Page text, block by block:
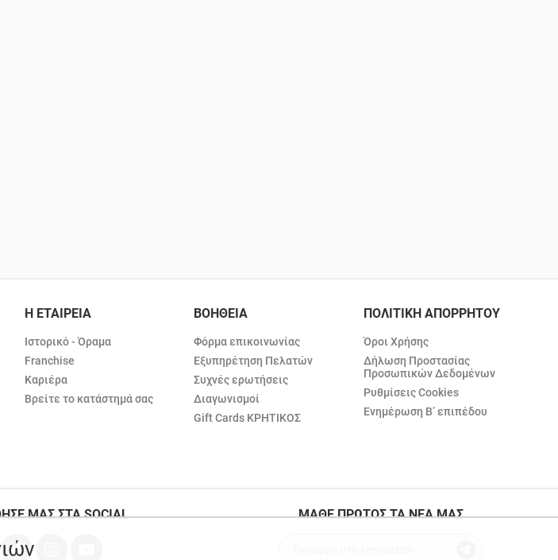
Η ΕΤΑΙΡΕΙΑ
Ιστορικό - Όραμα
Franchise
Καριέρα
Βρείτε το κατάστημά σας
ΒΟΗΘΕΙΑ
Φόρμα επικοινωνίας
Εξυπηρέτηση Πελατών
Συχνές ερωτήσεις
Διαγωνισμοί
Gift Cards ΚΡΗΤΙΚΟΣ
ΠΟΛΙΤΙΚΗ ΑΠΟΡΡΗΤΟΥ
Όροι Χρήσης
Δήλωση Προστασίας
Προσωπικών Δεδομένων
Ρυθμίσεις Cookies
Ενημέρωση Β’ επιπέδου
ΜΑΣ ΣΤΑ SOCIAL ΜΑΘΕ ΠΡΩΤΟΣ ΤΑ ΝΕΑ ΜΑΣ